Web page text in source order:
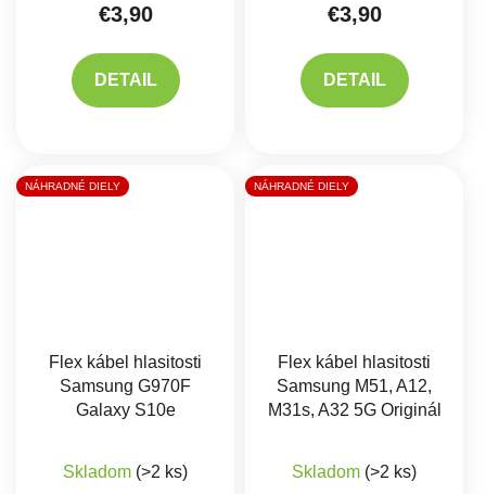
€3,90
DETAIL
€3,90
DETAIL
NÁHRADNÉ DIELY
Flex kábel hlasitosti
Samsung G970F
Galaxy S10e
Skladom (>2 ks)
NÁHRADNÉ DIELY
Flex kábel hlasitosti
Samsung M51, A12,
M31s, A32 5G Originál
Skladom (>2 ks)